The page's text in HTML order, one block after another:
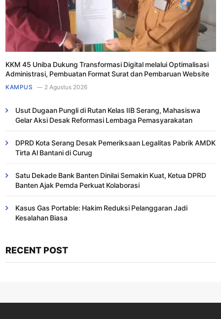
KKM 45 Uniba Dukung Transformasi Digital melalui Optimalisasi
Administrasi, Pembuatan Format Surat dan Pembaruan Website
KAMPUS 2 Agustus 2026
Usut Dugaan Pungli di Rutan Kelas IIB Serang, Mahasiswa
Gelar Aksi Desak Reformasi Lembaga Pemasyarakatan
DPRD Kota Serang Desak Pemeriksaan Legalitas Pabrik AMDK
Tirta Al Bantani di Curug
Satu Dekade Bank Banten Dinilai Semakin Kuat, Ketua DPRD
Banten Ajak Pemda Perkuat Kolaborasi
Kasus Gas Portable: Hakim Reduksi Pelanggaran Jadi
Kesalahan Biasa ​
RECENT POST